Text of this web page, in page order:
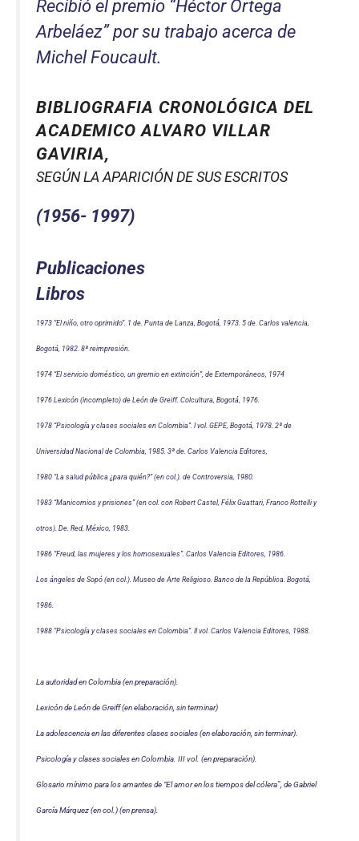
Recibió el premio “Héctor Ortega
Arbeláez” por su trabajo acerca de
Michel Foucault.
BIBLIOGRAFIA CRONOLÓGICA DEL
ACADEMICO ALVARO VILLAR
GAVIRIA,
SEGÚN LA APARICIÓN DE SUS ESCRITOS
(1956- 1997)
Publicaciones
Libros
1973 “El niño, otro oprimido”. 1 de. Punta de Lanza, Bogotá, 1973. 5 de. Carlos valencia,
Bogotá, 1982. 8ª reimpresión.
1974 “El servicio doméstico, un gremio en extinción”, de Extemporáneos, 1974
1976 Lexicón (incompleto) de León de Greiff. Colcultura, Bogotá, 1976.
1978 “Psicología y clases sociales en Colombia”. I vol. GEPE, Bogotá, 1978. 2ª de
Universidad Nacional de Colombia, 1985. 3ª de. Carlos Valencia Editores,
1980 “La salud pública ¿para quién?” (en col.). de Controversia, 1980.
1983 “Manicomios y prisiones” (en col. con Robert Castel, Félix Guattari, Franco Rottelli y
otros). De. Red, México, 1983.
1986 “Freud, las mujeres y los homosexuales”. Carlos Valencia Editores, 1986.
Los ángeles de Sopó (en col.). Museo de Arte Religioso. Banco de la República. Bogotá,
1986.
1988 “Psicología y clases sociales en Colombia”. II vol. Carlos Valencia Editores, 1988.
La autoridad en Colombia (en preparación).
Lexicón de León de Greiff (en elaboración, sin terminar)
La adolescencia en las diferentes clases sociales (en elaboración, sin terminar).
Psicología y clases sociales en Colombia. III vol. (en preparación).
Glosario mínimo para los amantes de “El amor en los tiempos del cólera”, de Gabriel
García Márquez (en col.) (en prensa).